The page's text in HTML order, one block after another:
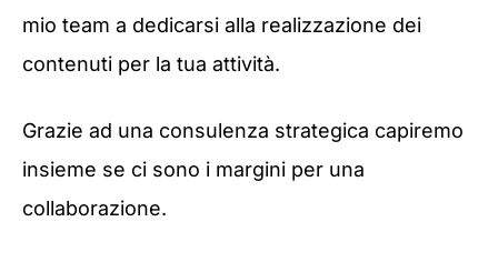
mio team a dedicarsi alla realizzazione dei
contenuti per la tua attività.
Grazie ad una consulenza strategica capiremo
insieme se ci sono i margini per una
collaborazione.